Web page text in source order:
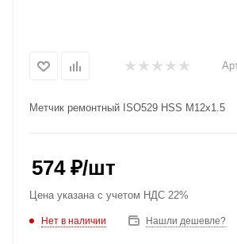
Метчик ремонтный ISO529 HSS M12x1.5
574₽/шт
Цена указана с учетом НДС 22%
Нет в наличии Нашли дешевле?